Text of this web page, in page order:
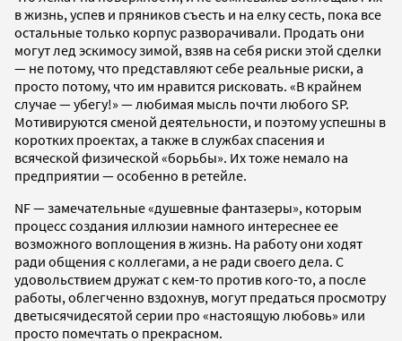
в жизнь, успев и пряников съесть и на елку сесть, пока все
остальные только корпус разворачивали. Продать они
могут лед эскимосу зимой, взяв на себя риски этой сделки
— не потому, что представляют себе реальные риски, а
просто потому, что им нравится рисковать. «В крайнем
случае — убегу!» — любимая мысль почти любого SP.
Мотивируются сменой деятельности, и поэтому успешны в
коротких проектах, а также в службах спасения и
всяческой физической «борьбы». Их тоже немало на
предприятии — особенно в ретейле.
NF — замечательные «душевные фантазеры», которым
процесс создания иллюзии намного интереснее ее
возможного воплощения в жизнь. На работу они ходят
ради общения с коллегами, а не ради своего дела. С
удовольствием дружат с кем-то против кого-то, а после
работы, облегченно вздохнув, могут предаться просмотру
дветысячидесятой серии про «настоящую любовь» или
просто помечтать о прекрасном.